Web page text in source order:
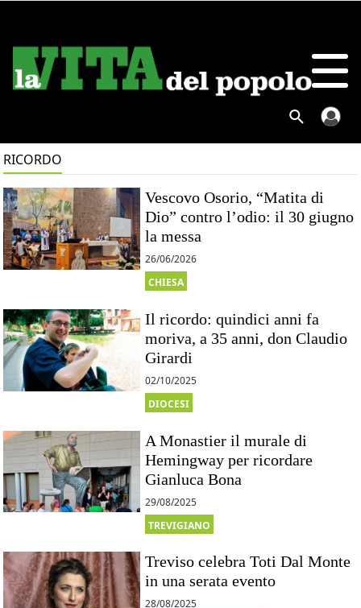
RICORDO
Vescovo Osorio, “Matita di
Dio” contro l’odio: il 30 giugno
la messa
26/06/2026
CHIESA
Il ricordo: quindici anni fa
moriva, a 35 anni, don Claudio
Girardi
02/10/2025
DIOCESI
A Monastier il murale di
Hemingway per ricordare
Gianluca Bona
29/08/2025
TREVIGIANO
Treviso celebra Toti Dal Monte
in una serata evento
28/08/2025